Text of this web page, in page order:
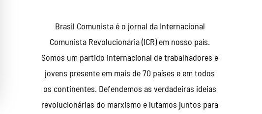
Brasil Comunista é o jornal da Internacional
Comunista Revolucionária (ICR) em nosso país.
Somos um partido internacional de trabalhadores e
jovens presente em mais de 70 países e em todos
os continentes. Defendemos as verdadeiras ideias
revolucionárias do marxismo e lutamos juntos para